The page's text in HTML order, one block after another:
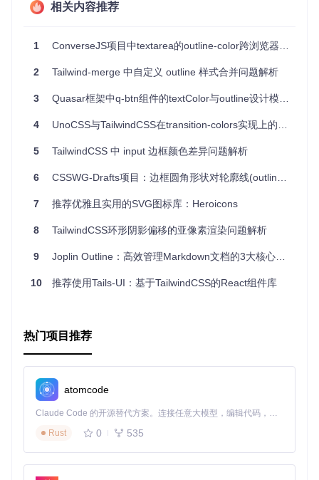
想要快速启动你的下一个Web项目吗？尝试一下Outline吧。直
详细信息和教程，请访问官方文档。让我们一起开启高效且响
相关内容推荐
1 ConverseJS项目中textarea的outline-color跨浏览器兼容性问题解析
2 Tailwind-merge 中自定义 outline 样式合并问题解析
3 Quasar框架中q-btn组件的textColor与outline设计模式交互问题解析
4 UnoCSS与TailwindCSS在transition-colors实现上的差异分析
5 TailwindCSS 中 input 边框颜色差异问题解析
6 CSSWG-Drafts项目：边框圆角形状对轮廓线(outline)的影响解析
7 推荐优雅且实用的SVG图标库：Heroicons
8 TailwindCSS环形阴影偏移的亚像素渲染问题解析
9 Joplin Outline：高效管理Markdown文档的3大核心能力
10 推荐使用Tails-UI：基于TailwindCSS的React组件库
热门项目推荐
atomcode
Claude Code 的开源替代方案。连接任意大模型，编辑代码，运行命令，自动验证 — 全自动执行。用 Rust 构建，极致性能。 ｜ An open-source alternative to Claude Code. Connect any LLM, edit code, run commands, and verify changes — autonomously. Built in Rust for speed. Get Started
Rust
0 535